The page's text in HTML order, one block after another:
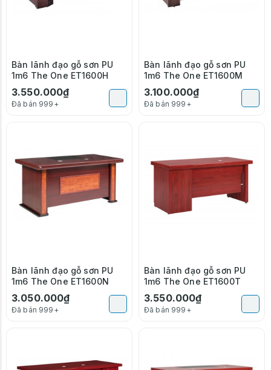
Bàn lãnh đạo gỗ sơn PU
1m6 The One ET1600H
3.550.000₫
Đã bán 999+
Bàn lãnh đạo gỗ sơn PU
1m6 The One ET1600M
3.100.000₫
Đã bán 999+
Bàn lãnh đạo gỗ sơn PU
1m6 The One ET1600N
3.050.000₫
Đã bán 999+
Bàn lãnh đạo gỗ sơn PU
1m6 The One ET1600T
3.550.000₫
Đã bán 999+